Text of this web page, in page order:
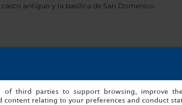
antiguo y la basílica de San Domenico.
dónde puedes aparcar gratis. Nuestro
un rato haciendo ejercicio en el gimnasio.
of third parties to support browsing, improve
content relating to your preferences and conduct